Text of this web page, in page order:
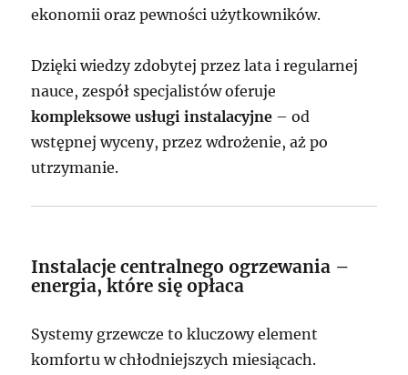
ekonomii oraz pewności użytkowników.
Dzięki wiedzy zdobytej przez lata i regularnej
nauce, zespół specjalistów oferuje
kompleksowe usługi instalacyjne – od
wstępnej wyceny, przez wdrożenie, aż po
utrzymanie.
Instalacje centralnego ogrzewania –
energia, które się opłaca
Systemy grzewcze to kluczowy element
komfortu w chłodniejszych miesiącach.